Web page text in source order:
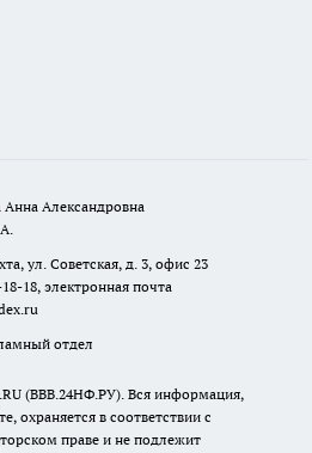
Александровна
ул. Советская, д. 3, офис 23
18, электронная почта
отдел
(ВВВ.24НФ.РУ). Вся информация,
охраняется в соответствии с
праве и не подлежит